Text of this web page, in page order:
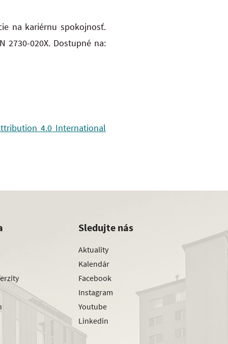
na kariérnu spokojnosť.
2730-020X. Dostupné na:
4.0 International
Sledujte nás
Aktuality
Kalendár
Facebook
Instagram
Youtube
Linkedin